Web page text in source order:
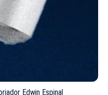
Edwin Espinal